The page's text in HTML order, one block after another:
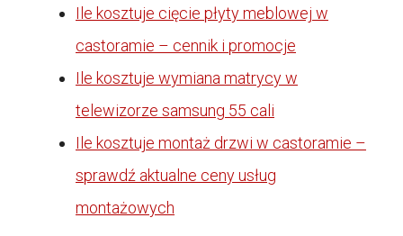
Ile kosztuje cięcie płyty meblowej w
castoramie – cennik i promocje
Ile kosztuje wymiana matrycy w
telewizorze samsung 55 cali
Ile kosztuje montaż drzwi w castoramie –
sprawdź aktualne ceny usług
montażowych